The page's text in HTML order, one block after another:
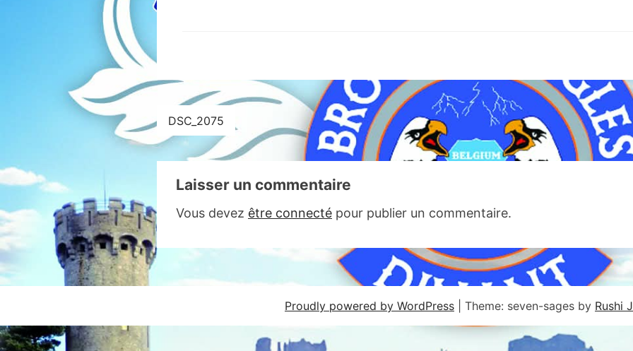
Navigation
de
l’article
DSC_2075
Laisser un commentaire
Vous devez être connecté pour publier un commentaire.
Proudly powered by WordPress Theme: seven-sages by Rushi